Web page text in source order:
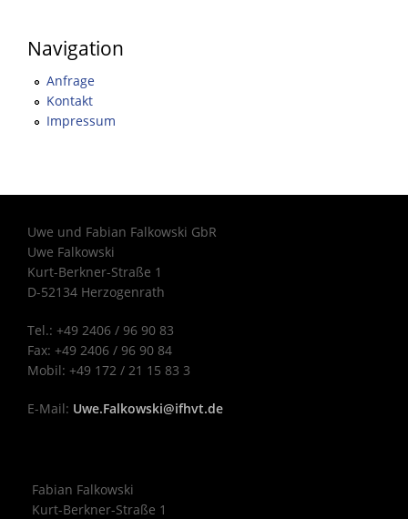
Navigation
Anfrage
Kontakt
Impressum
Uwe und Fabian Falkowski GbR
Uwe Falkowski
Kurt-Berkner-Straße 1
D-52134 Herzogenrath
Tel.: +49 2406 / 96 90 83
Fax: +49 2406 / 96 90 84
Mobil: +49 172 / 21 15 83 3
E-Mail: Uwe.Falkowski@ifhvt.de
Fabian Falkowski
Kurt-Berkner-Straße 1